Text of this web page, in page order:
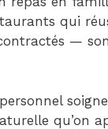
qui
—
qu’on